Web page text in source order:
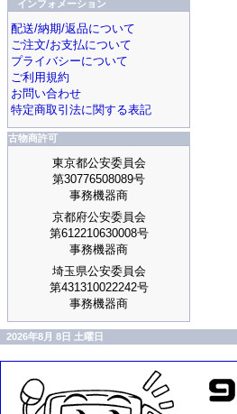
インフォメーション
配送/納期/返品について
ご注文/お支払について
プライバシーについて
ご利用規約
お問い合わせ
特定商取引法に関する表記
古物商許可
東京都公安委員会
第30776508089号
事務機器商
京都府公安委員会
第612210630008号
事務機器商
埼玉県公安委員会
第431310022242号
事務機器商
2026年8月 8日 土曜日